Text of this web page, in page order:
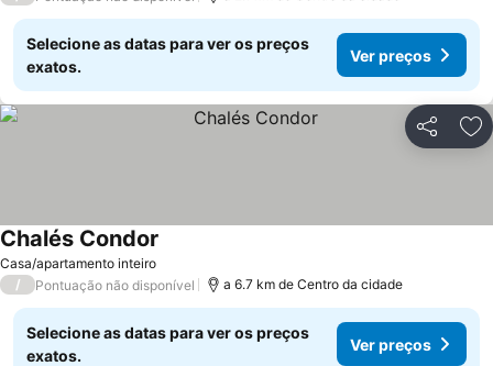
Selecione as datas para ver os preços
exatos.
Ver preços
Partilhar
Casa/apartamento inteiro
Chalés Condor
/ Pontuação não disponível a 6.7 km de Centro da cidade
Selecione as datas para ver os preços
exatos.
Ver preços